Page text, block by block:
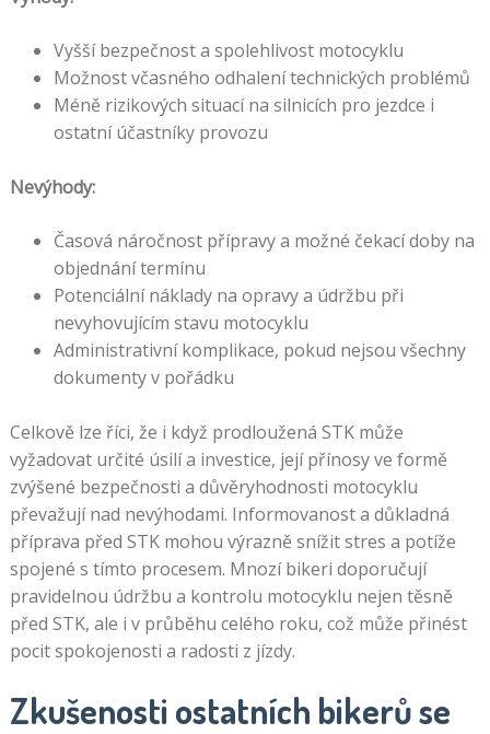
Vyšší bezpečnost a spolehlivost motocyklu
Možnost včasného odhalení technických problémů
Méně rizikových situací na silnicích pro jezdce i
ostatní účastníky provozu
Nevýhody:
Časová náročnost přípravy a možné čekací doby na
objednání termínu
Potenciální náklady na opravy a údržbu při
nevyhovujícím stavu motocyklu
Administrativní komplikace, pokud nejsou všechny
dokumenty v pořádku
Celkově lze říci, že i když prodloužená STK může
vyžadovat určité úsilí a investice, její přínosy ve formě
zvýšené bezpečnosti a důvěryhodnosti motocyklu
převažují nad nevýhodami. Informovanost a důkladná
příprava před STK mohou výrazně snížit stres a potíže
spojené s tímto procesem. Mnozí bikeri doporučují
pravidelnou údržbu a kontrolu motocyklu nejen těsně
před STK, ale i v průběhu celého roku, což může přinést
pocit spokojenosti a radosti z jízdy.
Zkušenosti ostatních bikerů se